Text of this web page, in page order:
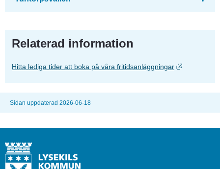
Relaterad information
Hitta lediga tider att boka på våra fritidsanläggningar Länk till
Sidan uppdaterad 2026-06-18